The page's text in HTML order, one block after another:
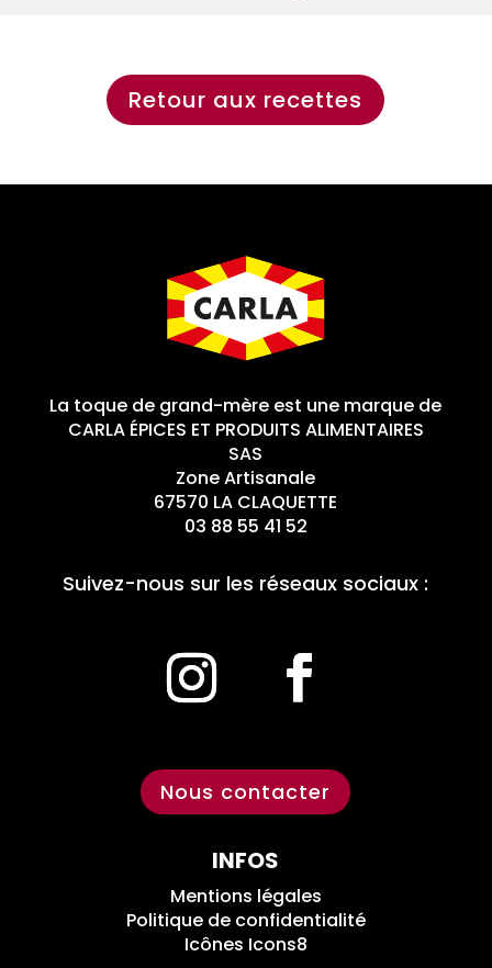
Retour aux recettes
La toque de grand-mère est une marque de
CARLA ÉPICES ET PRODUITS ALIMENTAIRES
SAS
Zone Artisanale
67570 LA CLAQUETTE
03 88 55 41 52
Suivez-nous sur les réseaux sociaux :
Nous contacter
INFOS
Mentions légales
Politique de confidentialité
Icônes Icons8